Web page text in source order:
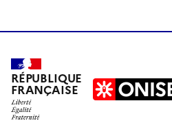
RÉPUBLIQUE
FRANÇAISE